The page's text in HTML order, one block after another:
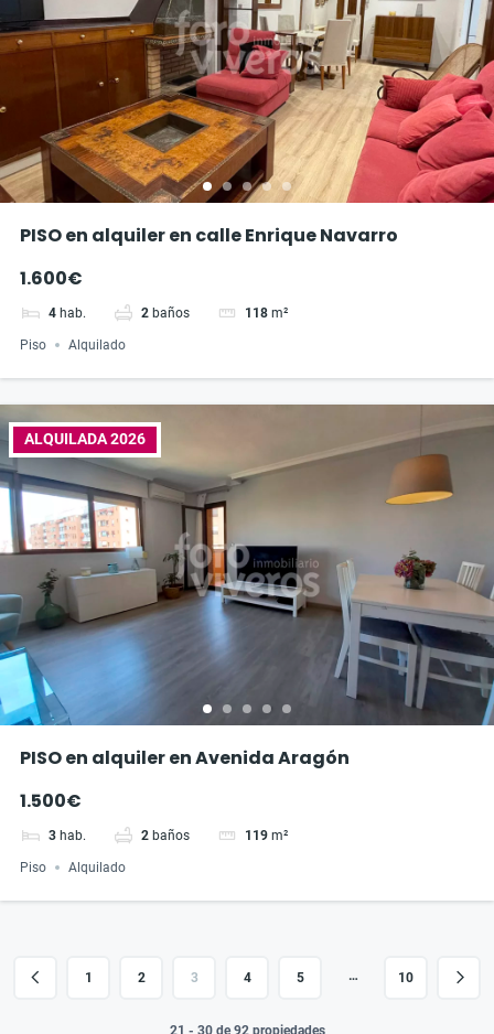
PISO en alquiler en calle Enrique Navarro
1.600€
4 hab. 2 baños 118 m²
Piso Alquilado
ALQUILADA 2026
PISO en alquiler en Avenida Aragón
1.500€
3 hab. 2 baños 119 m²
Piso Alquilado
1 2 3 4 5 … 10
21 - 30 de 92 propiedades